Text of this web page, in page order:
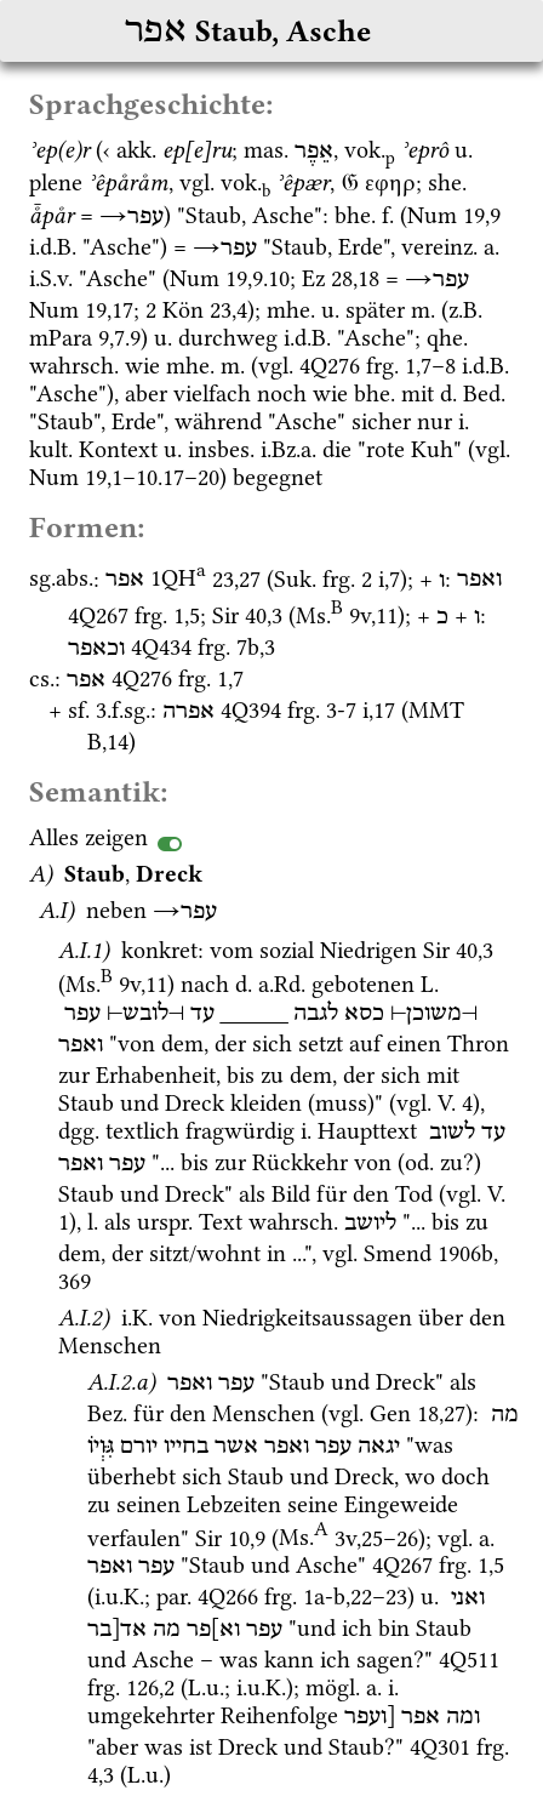
אפר Staub, Asche
Sprachgeschichte:
ʾep(e)r (‹ akk. ep[e]ru; mas. אֵפֶר, vok.p ʾeprô u.
plene ʾêpåråm, vgl. vok.b ʾêpær, 𝔊 εφηρ; she.
å̄pår = →עפר) "Staub, Asche": bhe. f. (Num 19,9
i.d.B. "Asche") = →עפר "Staub, Erde", vereinz. a.
i.S.v. "Asche" (Num 19,9.10; Ez 28,18 = →עפר
Num 19,17; 2 Kön 23,4); mhe. u. später m. (z.B.
mPara 9,7.9) u. durchweg i.d.B. "Asche"; qhe.
wahrsch. wie mhe. m. (vgl. 4Q276 frg. 1,7–8 i.d.B.
"Asche"), aber vielfach noch wie bhe. mit d. Bed.
"Staub", Erde", während "Asche" sicher nur i.
kult. Kontext u. insbes. i.Bz.a. die "rote Kuh" (vgl.
Num 19,1–10.17–20) begegnet
Formen:
sg.abs.: אפר 1QHa 23,27 (Suk. frg. 2 i,7); + ו: ואפר
4Q267 frg. 1,5; Sir 40,3 (Ms.B 9v,11); + כ + ו
וכאפר 4Q434 frg. 7b,3
cs.: אפר 4Q276 frg. 1,7
+ sf. 3.f.sg.: אפרה 4Q394 frg. 3-7 i,17 (MMT
B,14)
Semantik:
Alles zeigen
A) Staub, Dreck
A.I) neben →עפר
A.I.1) konkret: vom sozial Niedrigen Sir 40,3
(Ms.B 9v,11) nach d. a.Rd. gebotenen L.
⊢משוכן⊣ כסא לגבה עד ⊢לובש⊣ עפר
ואפר "von dem, der sich setzt auf einen Thron
zur Erhabenheit, bis zu dem, der sich mit
Staub und Dreck kleiden (muss)" (vgl. V. 4
dgg. textlich fragwürdig i. Haupttext עד לשוב
עפר ואפר "... bis zur Rückkehr von (od. zu?)
Staub und Dreck" als Bild für den Tod (vgl. V.
1), l. als urspr. Text wahrsch. ליושב "... bis zu
dem, der sitzt/wohnt in ...", vgl. Smend 1906b,
369
A.I.2) i.K. von Niedrigkeitsaussagen über den
Menschen
A.I.2.a) עפר ואפר
Bez. für den Menschen (vgl. Gen 18,27): מה
יגאה עפר ואפר אשר בחייו יורם גִּּוְיֹו
"was
überhebt sich Staub und Dreck, wo doch
zu seinen Lebzeiten seine Eingeweide
verfaulen" Sir 10,9 (Ms.A 3v,25–26); vgl. a.
עפר ואפר "Staub und Asche" 4Q267 frg. 1,5
(i.u.K.; par. 4Q266 frg. 1a-b,22–23) u. ואני
עפר וא]פר מה אד[בר
"und ich bin Staub
und Asche – was kann ich sagen?" 4Q511
frg. 126,2 (L.u.; i.u.K.); mögl. a. i.
umgekehrter Reihenfolge
ומה אפר [ועפר
"aber was ist Dreck und Staub?" 4Q301 frg.
4,3 (L.u.)